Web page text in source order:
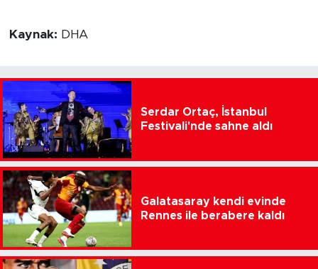
Kaynak: DHA
Serdar Ortaç, İstanbul
Festivali'nde sahne aldı
Galatasaray kendi evinde
Rennes ile berabere kaldı